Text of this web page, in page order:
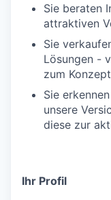
Sie beraten
attraktiven
Sie
Lösungen -
zum
Sie
unsere
diese zur
Ihr Profil